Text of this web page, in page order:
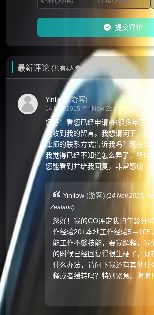
提交评论
最新评论 (共有4人参与
Yinllow(游客)
14 Nov 2015 New Zealand
您好！看您已经申请PR很多年了
能收到我的留言。我想请问下，您
律师的联系方式告诉我吗？现在CO
我觉得已经不知道怎么弄了，所以
您能看到并给我回复，非常感谢！
Yinllow (游客) (14 Nov 2015,
Zealand)
您好！我的CO评定我的年龄分
作经验20+本地工作经验5＝105
能工作不够技能，要我解释，我
的时候已经回复得很生硬了，现
什么办法，请问下我还有其他什
释或者缓转吗？特别紧急。谢谢！